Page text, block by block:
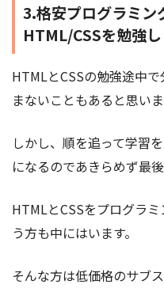
3.格安プログラミン
HTML/CSSを勉強
HTMLとCSSの勉強途中
まないこともあると思いま
しかし、順を追って学習
になるのであきらめず最
HTMLとCSSをプログラ
う方も中にはいます。
そんな方は低価格のサブ